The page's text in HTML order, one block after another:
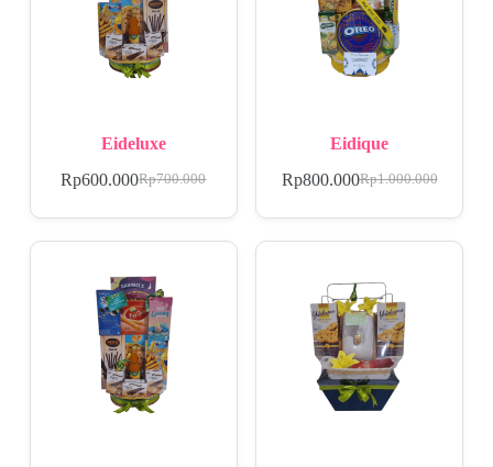
Eideluxe
Rp700.000
Rp600.000
Eidique
Rp1.000.000
Rp800.000